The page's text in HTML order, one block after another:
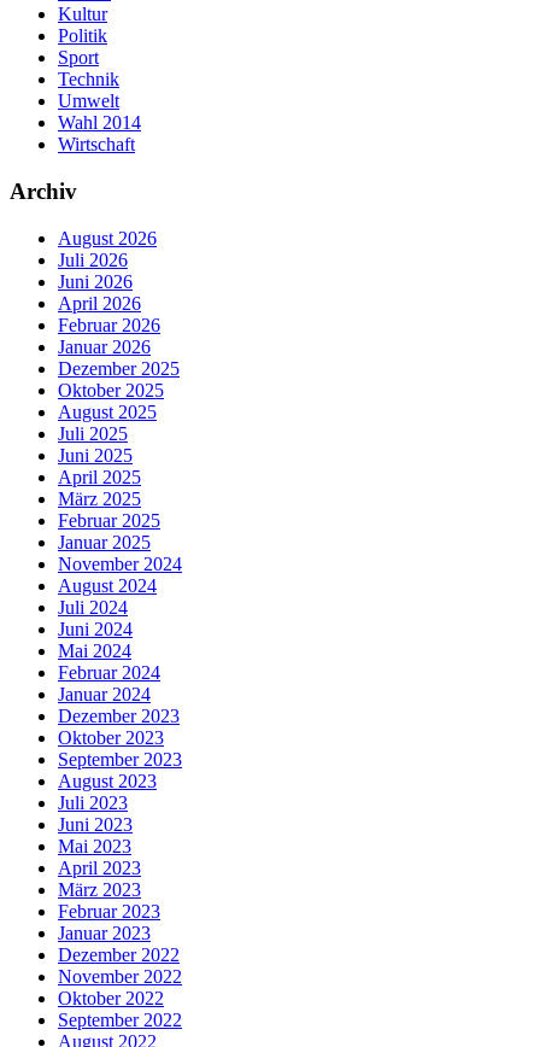
Kultur
Politik
Sport
Technik
Umwelt
Wahl 2014
Wirtschaft
Archiv
August 2026
Juli 2026
Juni 2026
April 2026
Februar 2026
Januar 2026
Dezember 2025
Oktober 2025
August 2025
Juli 2025
Juni 2025
April 2025
März 2025
Februar 2025
Januar 2025
November 2024
August 2024
Juli 2024
Juni 2024
Mai 2024
Februar 2024
Januar 2024
Dezember 2023
Oktober 2023
September 2023
August 2023
Juli 2023
Juni 2023
Mai 2023
April 2023
März 2023
Februar 2023
Januar 2023
Dezember 2022
November 2022
Oktober 2022
September 2022
August 2022